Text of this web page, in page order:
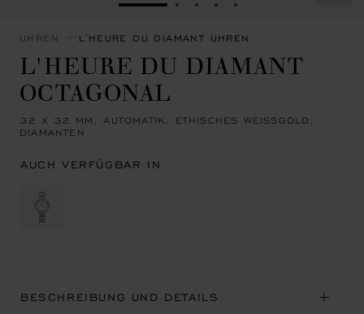
ZUR FOLIE GEHEN 1
ZUR FOLIE GEHEN 2
ZUR FOLIE GEHEN 3
ZUR FOLIE GEHEN 4
ZUR FOLIE GEHEN
UHREN L'HEURE DU DIAMANT UHREN
L'HEURE DU DIAMANT
OCTAGONAL
32 X 32 MM, AUTOMATIK, ETHISCHES WEISSGOLD, D
IAMANTEN
AUCH VERFÜGBAR IN
BESCHREIBUNG UND DETAILS